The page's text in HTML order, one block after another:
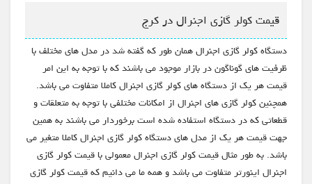
قیمت کولر گازی اجنرال در کرج
دستگاه کولر گازی اجنرال همان طور که گفته شد در مدل های مختلف با
ظرفیت های گوناگون در بازار موجود می باشند که با توجه به این امر
قیمت هر یک از دستگاه های کولر گازی اجنرال کاملا متفاوت می باشد.
همچنین کولر گازی های اجنرال از امکانات مختلفی با توجه به متعلقات و
قطعاتی که در دستگاه استفاده شده است برخوردار می باشند به همین
جهت قیمت هر یک از مدل های دستگاه کولر گازی اجنرال کاملا متغیر می
باشد. به طور مثال قیمت کولر گازی اجنرال معمولی با قیمت کولر گازی
اجنرال اینورتر متفاوت می باشد و همه ما می دانیم که قیمت کولر گازی